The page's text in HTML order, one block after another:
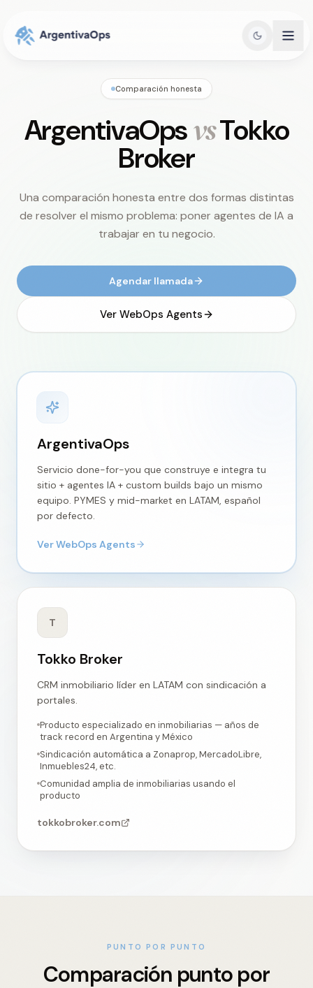
Comparación honesta
ArgentivaOpsvsTokko
Broker
Una comparación honesta entre dos formas distintas
de resolver el mismo problema: poner agentes de IA a
trabajar en tu negocio.
Agendar llamada
Ver WebOps Agents
ArgentivaOps
Servicio done-for-you que construye e integra tu
sitio + agentes IA + custom builds bajo un mismo
equipo. PYMES y mid-market en LATAM, español
por defecto.
Ver WebOps Agents
T
Tokko Broker
CRM inmobiliario líder en LATAM con sindicación a
portales.
Producto especializado en inmobiliarias — años de
track record en Argentina y México
Sindicación automática a Zonaprop, MercadoLibre,
Inmuebles24, etc.
Comunidad amplia de inmobiliarias usando el
producto
tokkobroker.com
PUNTO POR PUNTO
Comparación punto por